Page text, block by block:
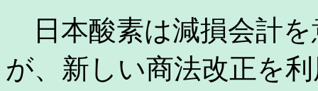
日本酸素は減損会計
が、新しい商法改正を